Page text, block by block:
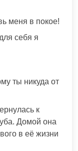
меня в покое!
себя я
ты никуда от
к
Домой она
в её жизни